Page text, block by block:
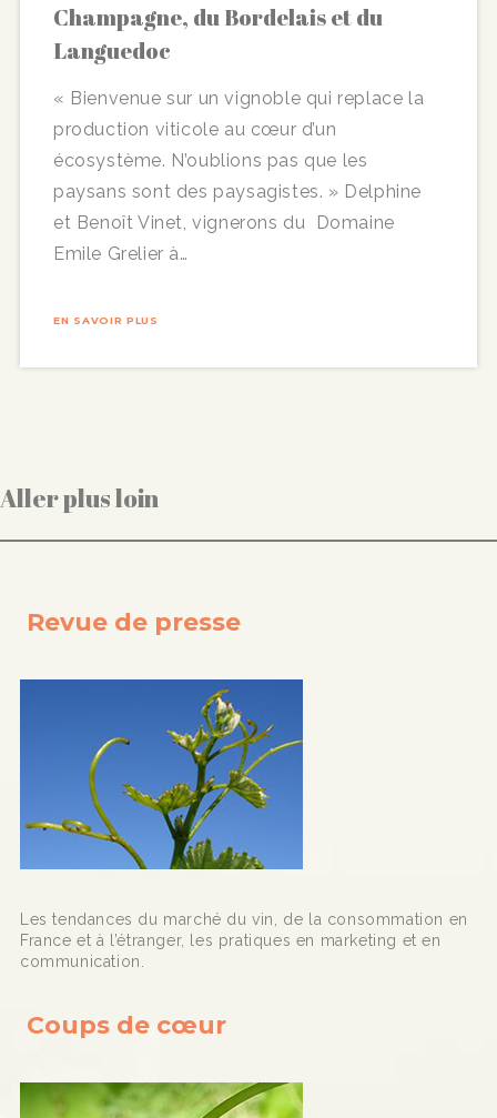
Champagne, du Bordelais et du
Languedoc
« Bienvenue sur un vignoble qui replace la
production viticole au cœur d’un
écosystème. N’oublions pas que les
paysans sont des paysagistes. » Delphine
et Benoît Vinet, vignerons du Domaine
Emile Grelier à…
EN SAVOIR PLUS
Aller plus loin
Revue de presse
Les tendances du marché du vin, de la consommation en
France et à l’étranger, les pratiques en marketing et en
communication.
Coups de cœur